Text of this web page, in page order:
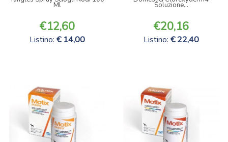
Ml
12,60
Listino: 14,00
Soluzione...
20,16
Listino: 22,40